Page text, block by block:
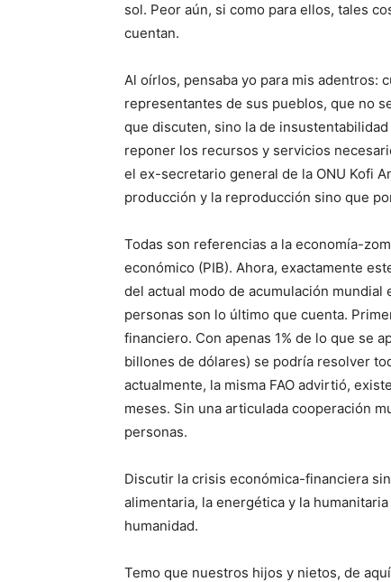
sol. Peor aún, si como para ellos, tales
cuentan.
Al oírlos, pensaba yo para mis adentros:
representantes de sus pueblos, que no
que discuten, sino la de
reponer los recursos y servicios
el ex-secretario general de la ONU Kofi
producción y la reproducción sino que
Todas son referencias a la economía-
económico (PIB). Ahora, exactamente
del actual modo de acumulación mundial
personas son lo último que cuenta.
financiero. Con apenas 1% de lo que se
billones de dólares) se podría resolver
actualmente, la misma FAO advirtió,
meses. Sin una articulada cooperación
personas.
Discutir la crisis económica-financiera
alimentaria, la energética y la
humanidad.
Temo que nuestros hijos y nietos, de